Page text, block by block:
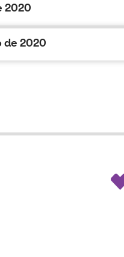
2020
de 2020